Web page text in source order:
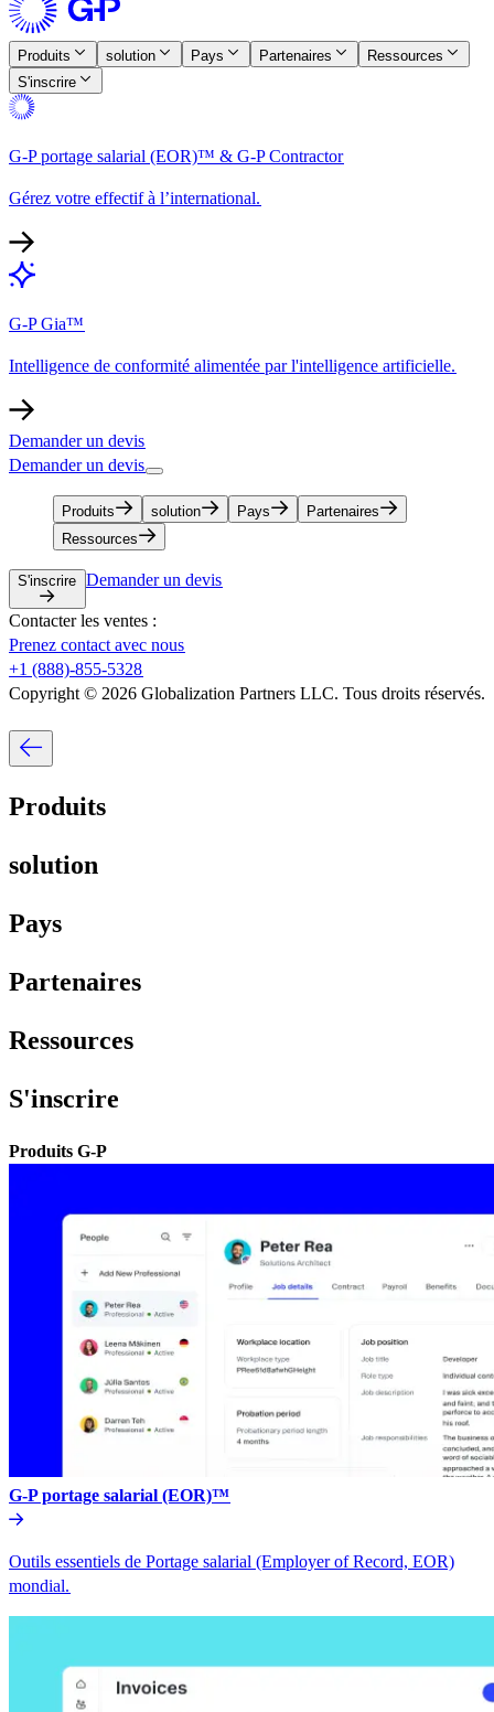
Produits​​ solution​​ Pays​​ Partenaires​​
Ressources​​
S'inscrire​​
G-P portage salarial (EOR)™ & G-P Contractor​​
Gérez votre effectif à l’international.​​
G-P Gia™​​
Intelligence de conformité alimentée par l'intelligence artificielle.​​
Demander un devis​​
Demander un devis​​
Produits​​ solution​​ Pays​​
Partenaires​​
Ressources​​
S'inscrire​​ Demander un devis​​
Contacter les ventes :​​
Prenez contact avec nous​​
+1 (888)-855-5328​​
Copyright © 2026 Globalization Partners LLC. Tous droits réservés.​​
Produits​​
solution​​
Pays​​
Partenaires​​
Ressources​​
S'inscrire​​
Produits G-P​​
G-P portage salarial (EOR)™​​
Outils essentiels de Portage salarial (Employer of Record, EOR)
mondial.​​